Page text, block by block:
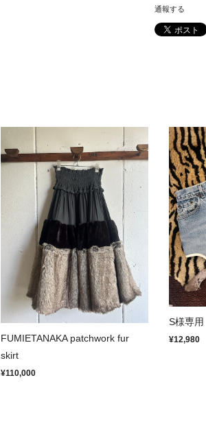
通報する
FUMIETANAKA patchwork fur
skirt
¥110,000
S様専用
¥12,980